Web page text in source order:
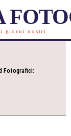
giorni nostri
Fotografici: